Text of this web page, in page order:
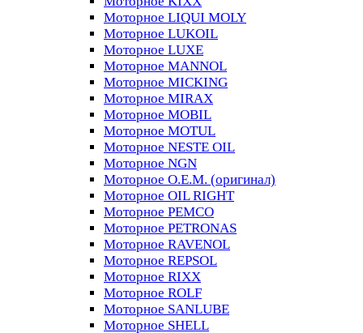
Моторное LIQUI MOLY
Моторное LUKOIL
Моторное LUXE
Моторное MANNOL
Моторное MICKING
Моторное MIRAX
Моторное MOBIL
Моторное MOTUL
Моторное NESTE OIL
Моторное NGN
Моторное O.E.M. (оригинал)
Моторное OIL RIGHT
Моторное PEMCO
Моторное PETRONAS
Моторное RAVENOL
Моторное REPSOL
Моторное RIXX
Моторное ROLF
Моторное SANLUBE
Моторное SHELL